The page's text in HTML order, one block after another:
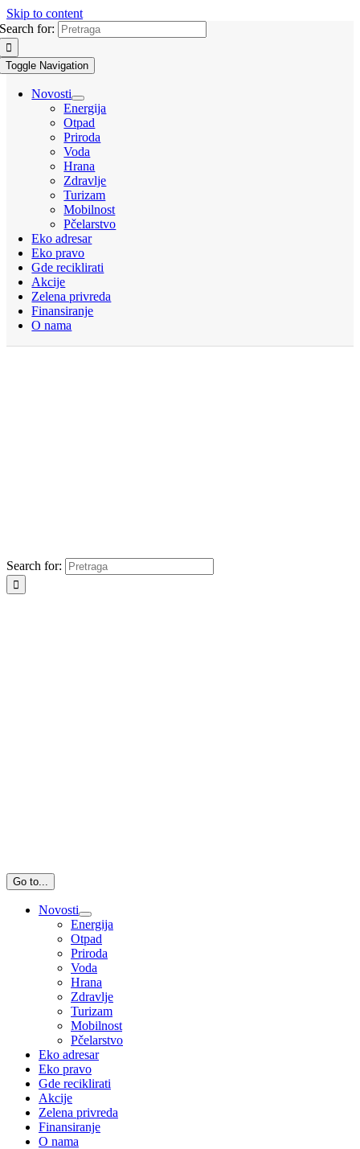
Skip to content
Search for:
Toggle Navigation
Novosti
Energija
Otpad
Priroda
Voda
Hrana
Zdravlje
Turizam
Mobilnost
Pčelarstvo
Eko adresar
Eko pravo
Gde reciklirati
Akcije
Zelena privreda
Finansiranje
O nama
Search for:
Go to...
Novosti
Energija
Otpad
Priroda
Voda
Hrana
Zdravlje
Turizam
Mobilnost
Pčelarstvo
Eko adresar
Eko pravo
Gde reciklirati
Akcije
Zelena privreda
Finansiranje
O nama